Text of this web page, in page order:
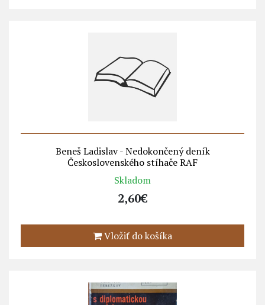
Beneš Ladislav - Nedokončený deník
Československého stíhače RAF
Skladom
2,60€
Vložiť do košíka